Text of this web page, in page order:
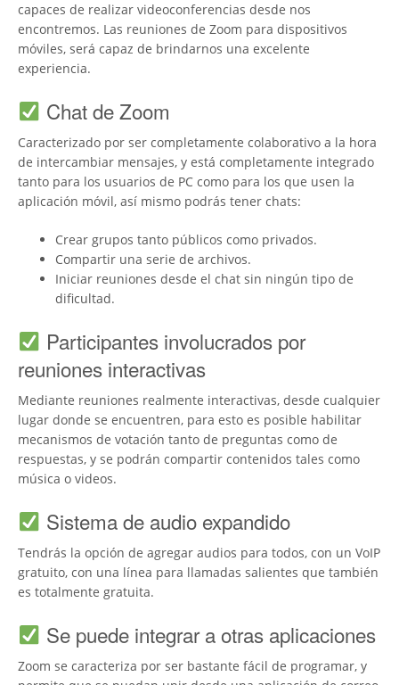
capaces de realizar videoconferencias desde nos
encontremos. Las reuniones de Zoom para dispositivos
móviles, será capaz de brindarnos una excelente
experiencia.
Chat de Zoom
Caracterizado por ser completamente colaborativo a la hora
de intercambiar mensajes, y está completamente integrado
tanto para los usuarios de PC como para los que usen la
aplicación móvil, así mismo podrás tener chats:
Crear grupos tanto públicos como privados.
Compartir una serie de archivos.
Iniciar reuniones desde el chat sin ningún tipo de
dificultad.
Participantes involucrados por
reuniones interactivas
Mediante reuniones realmente interactivas, desde cualquier
lugar donde se encuentren, para esto es posible habilitar
mecanismos de votación tanto de preguntas como de
respuestas, y se podrán compartir contenidos tales como
música o videos.
Sistema de audio expandido
Tendrás la opción de agregar audios para todos, con un VoIP
gratuito, con una línea para llamadas salientes que también
es totalmente gratuita.
Se puede integrar a otras aplicaciones
Zoom se caracteriza por ser bastante fácil de programar, y